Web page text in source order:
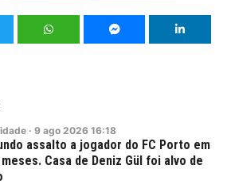
· 9 ago 2026 16:18
assalto a jogador do FC Porto em
Casa de Deniz Gül foi alvo de